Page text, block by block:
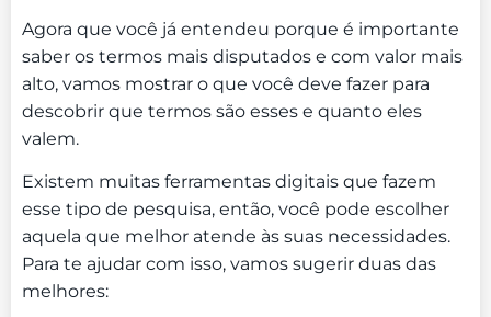
Agora que você já entendeu porque é importante
saber os termos mais disputados e com valor mais
alto, vamos mostrar o que você deve fazer para
descobrir que termos são esses e quanto eles
valem.
Existem muitas ferramentas digitais que fazem
esse tipo de pesquisa, então, você pode escolher
aquela que melhor atende às suas necessidades.
Para te ajudar com isso, vamos sugerir duas das
melhores: